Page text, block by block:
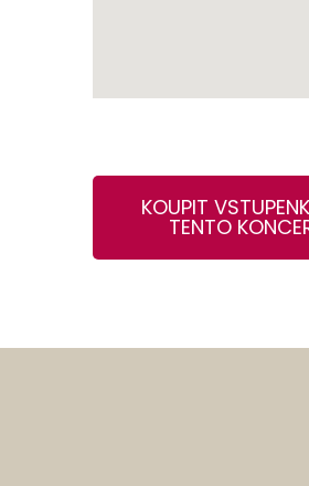
KOUPIT
TENTO